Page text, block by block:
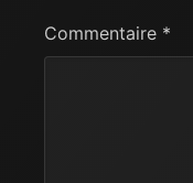
Commentaire *